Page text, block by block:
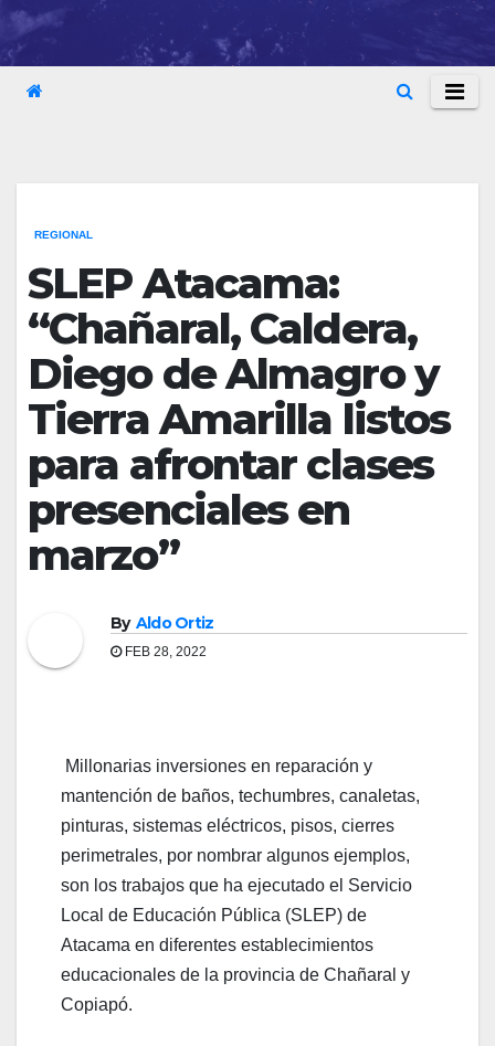
REGIONAL
SLEP Atacama:
“Chañaral, Caldera,
Diego de Almagro y
Tierra Amarilla listos
para afrontar clases
presenciales en
marzo”
By Aldo Ortiz
FEB 28, 2022
Millonarias inversiones en reparación y
mantención de baños, techumbres, canaletas,
pinturas, sistemas eléctricos, pisos, cierres
perimetrales, por nombrar algunos ejemplos,
son los trabajos que ha ejecutado el Servicio
Local de Educación Pública (SLEP) de
Atacama en diferentes establecimientos
educacionales de la provincia de Chañaral y
Copiapó.